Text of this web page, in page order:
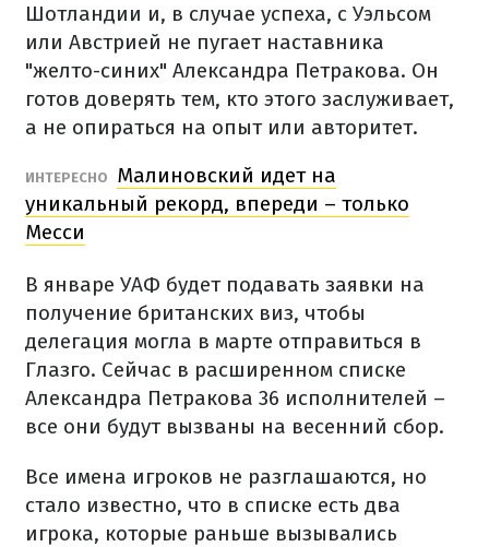
Шотландии и, в случае успеха, с Уэльсом
или Австрией не пугает наставника
"желто-синих" Александра Петракова. Он
готов доверять тем, кто этого заслуживает,
а не опираться на опыт или авторитет.
ИНТЕРЕСНО
Малиновский идет на
уникальный рекорд, впереди – только
Месси
В январе УАФ будет подавать заявки на
получение британских виз, чтобы
делегация могла в марте отправиться в
Глазго. Сейчас в расширенном списке
Александра Петракова 36 исполнителей –
все они будут вызваны на весенний сбор.
Все имена игроков не разглашаются, но
стало известно, что в списке есть два
игрока, которые раньше вызывались